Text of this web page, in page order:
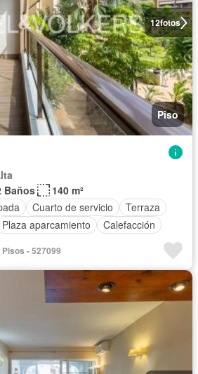
12fotos
Piso
Baños
140 m²
Cuarto de servicio
Terraza
Plaza aparcamiento Calefacción
- 527099